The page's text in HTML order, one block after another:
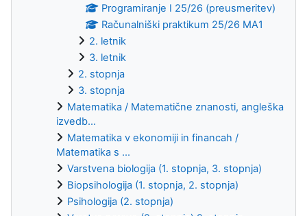
Programiranje I 25/26 (preusmeritev)
Računalniški praktikum 25/26 MA1
2. letnik
3. letnik
2. stopnja
3. stopnja
Matematika / Matematične znanosti, angleška
izvedb...
Matematika v ekonomiji in financah /
Matematika s ...
Varstvena biologija (1. stopnja, 3. stopnja)
Biopsihologija (1. stopnja, 2. stopnja)
Psihologija (2. stopnja)